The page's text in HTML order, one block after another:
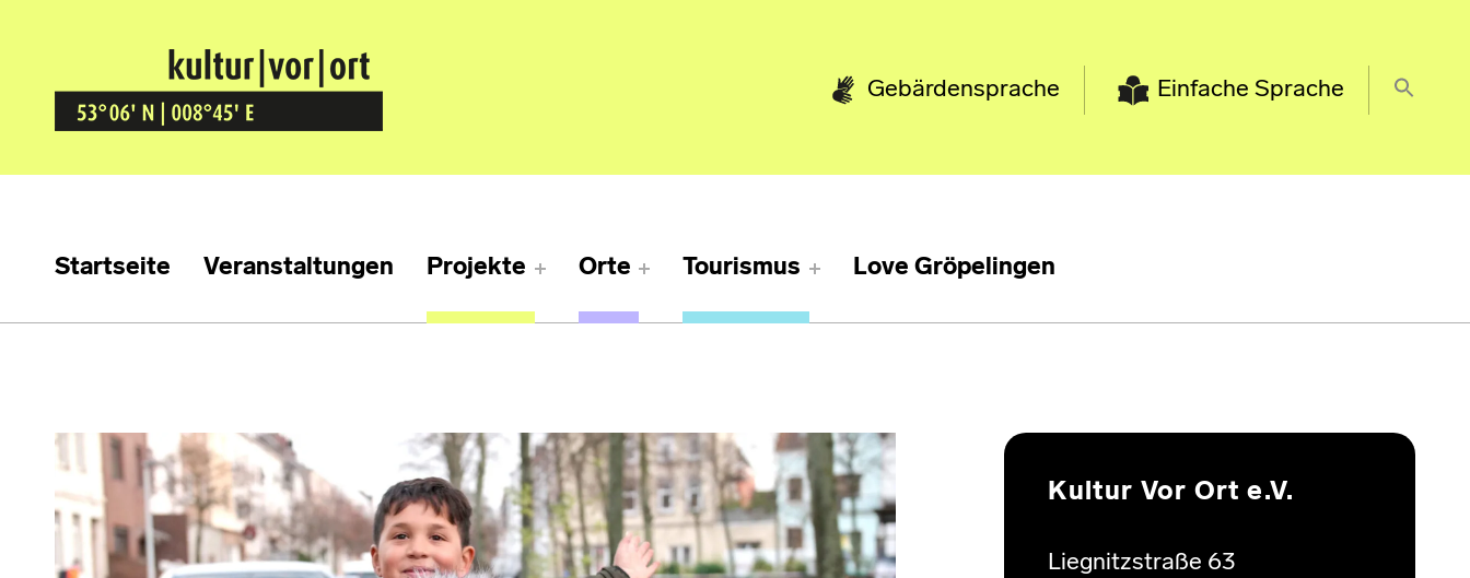
Kultur Vor Ort
BREMEN GRÖPELINGEN Gebärdensprache Einfache Sprache
Startseite Veranstaltungen Projekte Orte Tourismus Love Gröpelingen
Kultur Vor Ort e.V.
Liegnitzstraße 63